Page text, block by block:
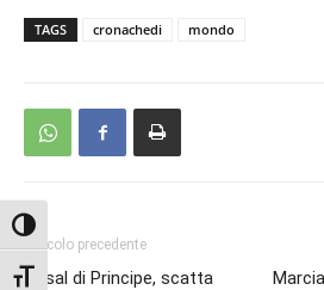
Attiva/disattiva alto contrasto
Attiva/disattiva dimensione testo
TAGS cronachedi mondo
Articolo precedente
Casal di Principe, scatta